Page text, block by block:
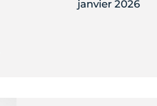
janvier 2026